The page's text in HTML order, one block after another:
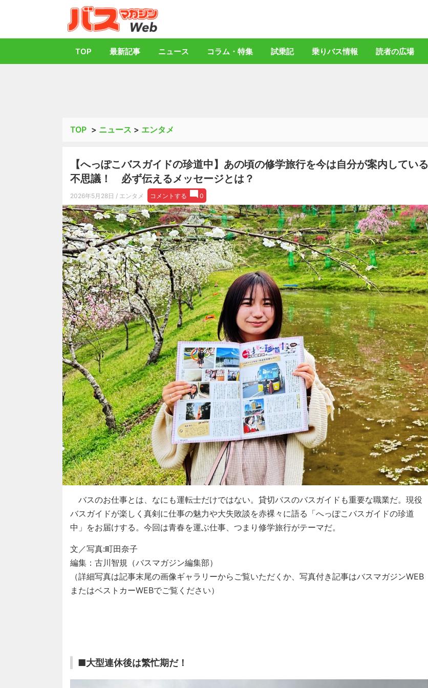
TOP 最新記事 ニュース コラム・特集 試乗記 乗りバス情報 読者の広場
TOP > ニュース > エンタメ
【へっぽこバスガイドの珍道中】あの頃の修学旅行を今は自分が案内している
不思議！ 必ず伝えるメッセージとは？
2026年5月28日 / エンタメ コメントする 0
バスのお仕事とは、なにも運転士だけではない。貸切バスのバスガイドも重要な職業だ。現役
バスガイドが楽しく真剣に仕事の魅力や大失敗談を赤裸々に語る「へっぽこバスガイドの珍道
中」をお届けする。今回は青春を運ぶ仕事、つまり修学旅行がテーマだ。
文／写真:町田奈子
編集：古川智規（バスマガジン編集部）
（詳細写真は記事末尾の画像ギャラリーからご覧いただくか、写真付き記事はバスマガジンWEB
またはベストカーWEBでご覧ください）
■大型連休後は繁忙期だ！